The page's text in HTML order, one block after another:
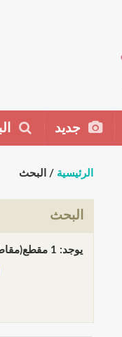
جديد
الرئيسية / البحث
البحث
يوجد: 1 مقطع(مقاطع) في 1 صفحة(صفحات). المعروض: مقاطع 1 إلى 1.